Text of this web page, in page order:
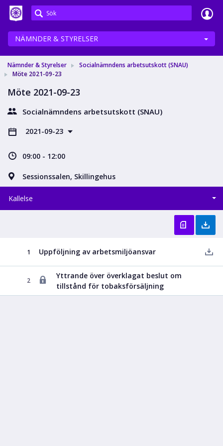
Meetings+
NÄMNDER & STYRELSER
Nämnder & Styrelser
Socialnämndens arbetsutskott (SNAU)
Möte 2021-09-23
Möte 2021-09-23
Socialnämndens arbetsutskott (SNAU)
2021-09-23
09:00 - 12:00
Sessionssalen, Skillingehus
Kallelse
1 Uppföljning av arbetsmiljöansvar
2
Yttrande över överklagat beslut om
tillstånd för tobaksförsäljning